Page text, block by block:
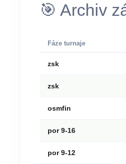
🎯 Archiv
Fáze turnaje
zsk
zsk
osmfin
por 9-16
por 9-12